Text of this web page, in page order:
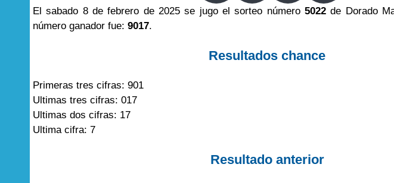
El sabado 8 de febrero de 2025 se jugo el sorteo número 5022de Dorado
número ganador fue: 9017.
Resultados chance
Primeras tres cifras: 901
Ultimas tres cifras: 017
Ultimas dos cifras: 17
Ultima cifra: 7
Resultado anterior